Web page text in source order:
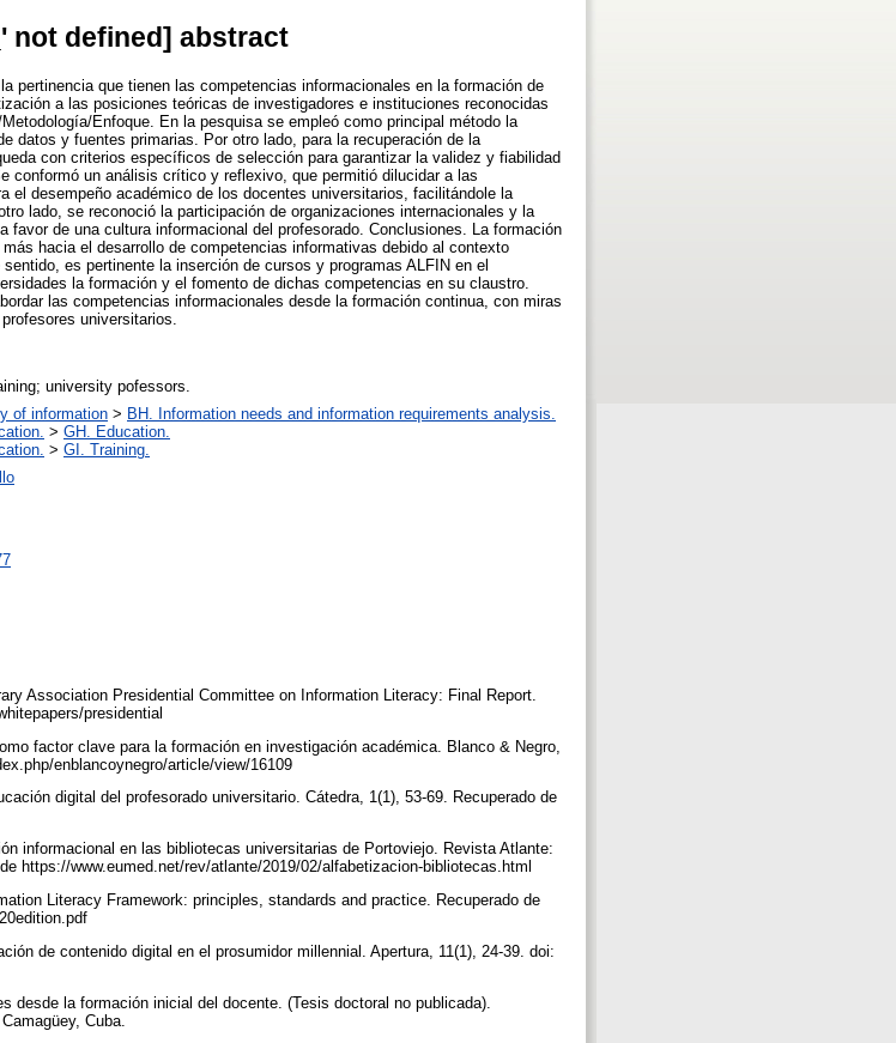
not defined] abstract
pertinencia que tienen las competencias informacionales en la formación de
a las posiciones teóricas de investigadores e instituciones reconocidas
Enfoque. En la pesquisa se empleó como principal método la
datos y fuentes primarias. Por otro lado, para la recuperación de la
con criterios específicos de selección para garantizar la validez y fiabilidad
conformó un análisis crítico y reflexivo, que permitió dilucidar a las
el desempeño académico de los docentes universitarios, facilitándole la
lado, se reconoció la participación de organizaciones internacionales y la
favor de una cultura informacional del profesorado. Conclusiones. La formación
hacia el desarrollo de competencias informativas debido al contexto
es pertinente la inserción de cursos y programas ALFIN en el
la formación y el fomento de dichas competencias en su claustro.
las competencias informacionales desde la formación continua, con miras
universitarios.
university pofessors.
of information > BH. Information needs and information requirements analysis.
> GH. Education.
> GI. Training.
Association Presidential Committee on Information Literacy: Final Report.
presidential
factor clave para la formación en investigación académica. Blanco & Negro,
enblancoynegro/article/view/16109
digital del profesorado universitario. Cátedra, 1(1), 53-69. Recuperado de
informacional en las bibliotecas universitarias de Portoviejo. Revista Atlante:
https://www.eumed.net/rev/atlante/2019/02/alfabetizacion-bibliotecas.html
Literacy Framework: principles, standards and practice. Recuperado de
de contenido digital en el prosumidor millennial. Apertura, 11(1), 24-39. doi:
desde la formación inicial del docente. (Tesis doctoral no publicada).
Cuba.